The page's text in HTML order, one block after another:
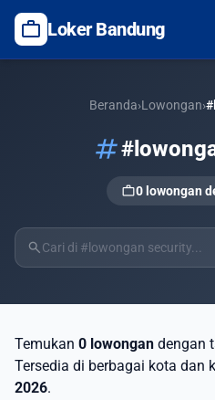
work Loker Bandung
Beranda›Lowongan›
tag
work0 lowongan
search
Temukan 0 lowongan dengan
Tersedia di berbagai kota dan
2026.